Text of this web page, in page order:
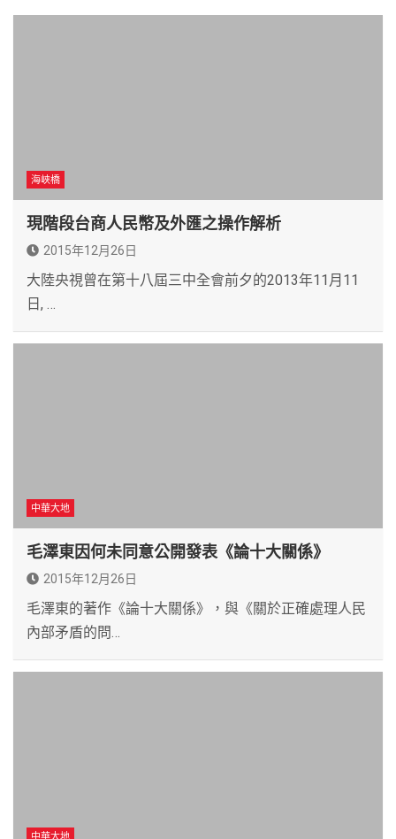
海峽橋
現階段台商人民幣及外匯之操作解析
2015年12月26日
大陸央視曾在第十八屆三中全會前夕的2013年11月11
日, …
中華大地
毛澤東因何未同意公開發表《論十大關係》
2015年12月26日
毛澤東的著作《論十大關係》，與《關於正確處理人民
內部矛盾的問…